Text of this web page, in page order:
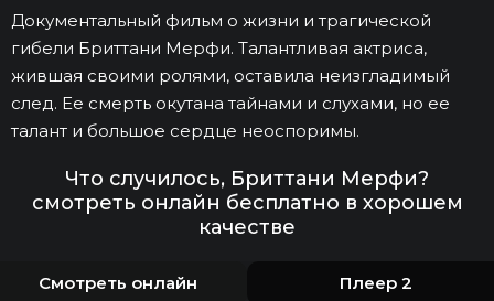
Документальный фильм о жизни и трагической
гибели Бриттани Мерфи. Талантливая актриса,
жившая своими ролями, оставила неизгладимый
след. Ее смерть окутана тайнами и слухами, но ее
талант и большое сердце неоспоримы.
Что случилось, Бриттани Мерфи?
смотреть онлайн бесплатно в хорошем
качестве
Смотреть онлайн Плеер 2